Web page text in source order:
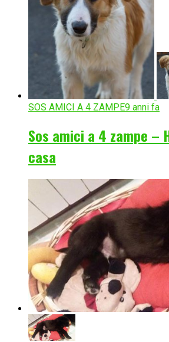
SOS AMICI A 4 ZAMPE9 anni fa
Sos amici a 4 zampe –
casa